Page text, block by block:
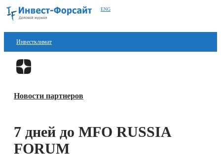
ENG
Инвестклимат
Финансы
Блокчейн
Технологии
Новости партнеров
7 дней до MFO RUSSIA
FORUM